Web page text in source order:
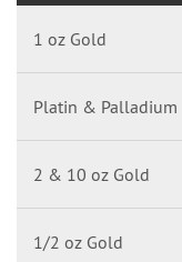
1 oz Gold
Platin & Palladium
2 & 10 oz Gold
1/2 oz Gold